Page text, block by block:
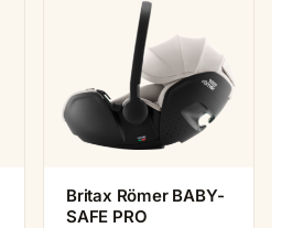
Britax Römer BABY-
SAFE PRO